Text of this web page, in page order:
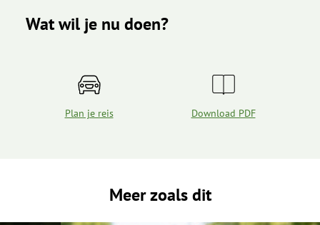
Wat wil je nu doen?
Plan je reis Download PDF
Meer zoals dit